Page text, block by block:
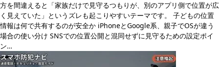
方を間違えると「家族だけで見守るつもりが、別のアプリ側で位置が広
く見えていた」というズレも起こりやすいテーマです。 子どもの位置
情報は何で共有するのが安全か iPhoneとGoogle系、親子でOSが違う
場合の使い分け SNSでの位置公開と混同せずに見守るための設定ポイ
ン…